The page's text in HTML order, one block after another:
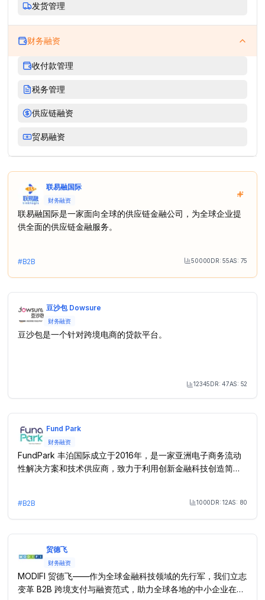
发货管理
财务融资
收付款管理
税务管理
供应链融资
贸易融资
联易融国际
财务融资
联易融国际是一家面向全球的供应链金融公司，为全球企业提
供全面的供应链金融服务。
#B2B Month Visit
50000DR:55AS: 75
豆沙包 Dowsure
财务融资
豆沙包是一个针对跨境电商的贷款平台。
Month Visit
12345DR:47AS: 52
Fund Park
财务融资
FundPark 丰泊国际成立于2016年，是一家亚洲电子商务流动
性解决方案和技术供应商，致力于利用创新金融科技创造简单
#B2B Month Visit
1000DR:12AS: 80
贸德飞
财务融资
MODIFI 贸德飞——作为全球金融科技领域的先行军，我们立志
变革 B2B 跨境支付与融资范式，助力全球各地的中小企业在国